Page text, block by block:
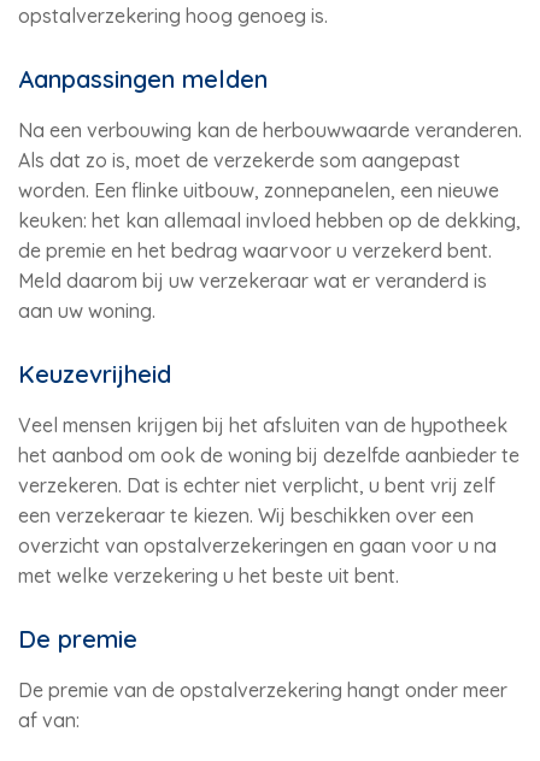
opstalverzekering hoog genoeg is.
Aanpassingen melden
Na een verbouwing kan de herbouwwaarde veranderen.
Als dat zo is, moet de verzekerde som aangepast
worden. Een flinke uitbouw, zonnepanelen, een nieuwe
keuken: het kan allemaal invloed hebben op de dekking,
de premie en het bedrag waarvoor u verzekerd bent.
Meld daarom bij uw verzekeraar wat er veranderd is
aan uw woning.
Keuzevrijheid
Veel mensen krijgen bij het afsluiten van de hypotheek
het aanbod om ook de woning bij dezelfde aanbieder te
verzekeren. Dat is echter niet verplicht, u bent vrij zelf
een verzekeraar te kiezen. Wij beschikken over een
overzicht van opstalverzekeringen en gaan voor u na
met welke verzekering u het beste uit bent.
De premie
De premie van de opstalverzekering hangt onder meer
af van: